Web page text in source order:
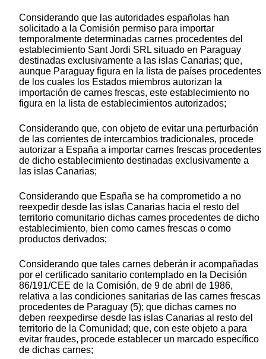
Considerando que las autoridades españolas han
solicitado a la Comisión permiso para importar
temporalmente determinadas carnes procedentes del
establecimiento Sant Jordi SRL situado en Paraguay
destinadas exclusivamente a las islas Canarias; que,
aunque Paraguay figura en la lista de países procedentes
de los cuales los Estados miembros autorizan la
importación de carnes frescas, este establecimiento no
figura en la lista de establecimientos autorizados;
Considerando que, con objeto de evitar una perturbación
de las corrientes de intercambios tradicionales, procede
autorizar a España a importar carnes frescas procedentes
de dicho establecimiento destinadas exclusivamente a
las islas Canarias;
Considerando que España se ha comprometido a no
reexpedir desde las islas Canarias hacia el resto del
territorio comunitario dichas carnes procedentes de dicho
establecimiento, bien como carnes frescas o como
productos derivados;
Considerando que tales carnes deberán ir acompañadas
por el certificado sanitario contemplado en la Decisión
86/191/CEE de la Comisión, de 9 de abril de 1986,
relativa a las condiciones sanitarias de las carnes frescas
procedentes de Paraguay (5); que dichas carnes no
deben reexpedirse desde las islas Canarias al resto del
territorio de la Comunidad; que, con este objeto a para
evitar fraudes, procede establecer un marcado específico
de dichas carnes;